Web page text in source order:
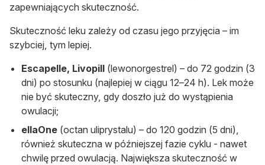
zapewniających skuteczność.
Skuteczność leku zależy od czasu jego przyjęcia – im
szybciej, tym lepiej.
Escapelle, Livopill (lewonorgestrel) – do 72 godzin (3
dni) po stosunku (najlepiej w ciągu 12–24 h). Lek może
nie być skuteczny, gdy doszło już do wystąpienia
owulacji;
ellaOne (octan uliprystalu) – do 120 godzin (5 dni),
również skuteczna w późniejszej fazie cyklu - nawet
chwilę przed owulacją. Największa skuteczność w